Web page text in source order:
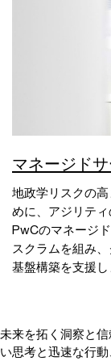
マネージド
地政学リスクの
めに、アジリティ
PwCのマネージ
スクラムを組み
基盤構築を支援し
未来を拓く洞察と
い思考と迅速な行動